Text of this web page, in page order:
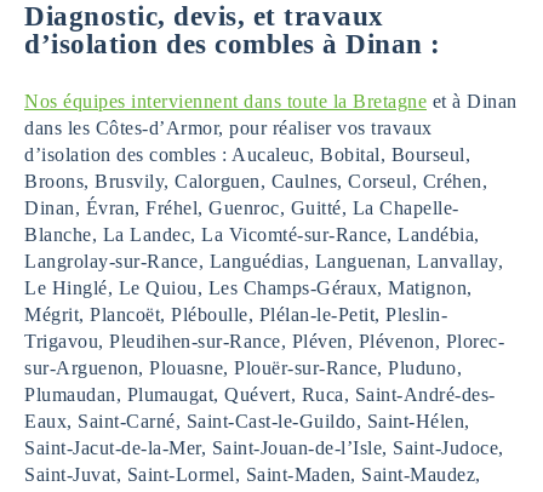
Diagnostic, devis, et travaux
d’isolation des combles à Dinan :
Nos équipes interviennent dans toute la Bretagne et à Dinan
dans les Côtes-d’Armor, pour réaliser vos travaux
d’isolation des combles : Aucaleuc, Bobital, Bourseul,
Broons, Brusvily, Calorguen, Caulnes, Corseul, Créhen,
Dinan, Évran, Fréhel, Guenroc, Guitté, La Chapelle-
Blanche, La Landec, La Vicomté-sur-Rance, Landébia,
Langrolay-sur-Rance, Languédias, Languenan, Lanvallay,
Le Hinglé, Le Quiou, Les Champs-Géraux, Matignon,
Mégrit, Plancoët, Pléboulle, Plélan-le-Petit, Pleslin-
Trigavou, Pleudihen-sur-Rance, Pléven, Plévenon, Plorec-
sur-Arguenon, Plouasne, Plouër-sur-Rance, Pluduno,
Plumaudan, Plumaugat, Quévert, Ruca, Saint-André-des-
Eaux, Saint-Carné, Saint-Cast-le-Guildo, Saint-Hélen,
Saint-Jacut-de-la-Mer, Saint-Jouan-de-l’Isle, Saint-Judoce,
Saint-Juvat, Saint-Lormel, Saint-Maden, Saint-Maudez,